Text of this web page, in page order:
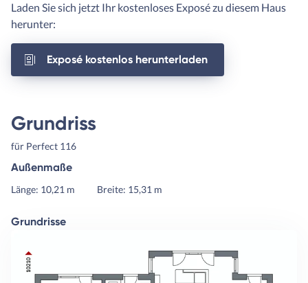
Laden Sie sich jetzt Ihr kostenloses Exposé zu diesem Haus
herunter:
Exposé kostenlos herunterladen
Grundriss
für Perfect 116
Außenmaße
Länge: 10,21 m Breite: 15,31 m
Grundrisse